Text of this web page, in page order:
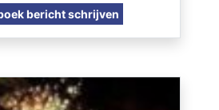
bericht schrijven